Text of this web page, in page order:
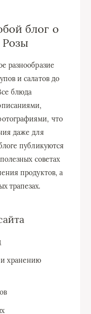
блог о
разнообразие
и салатов до
блюда
что
даже для
публикуются
советах
продуктов, а
трапезах.
хранению